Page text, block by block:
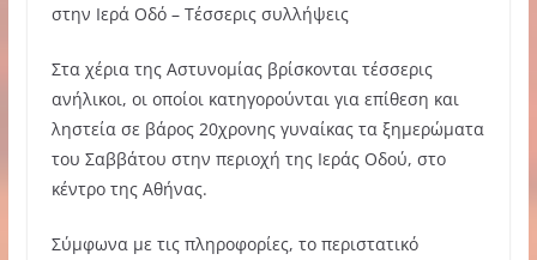
στην Ιερά Οδό – Τέσσερις συλλήψεις
Στα χέρια της Αστυνομίας βρίσκονται τέσσερις
ανήλικοι, οι οποίοι κατηγορούνται για επίθεση και
ληστεία σε βάρος 20χρονης γυναίκας τα ξημερώματα
του Σαββάτου στην περιοχή της Ιεράς Οδού, στο
κέντρο της Αθήνας.
Σύμφωνα με τις πληροφορίες, το περιστατικό